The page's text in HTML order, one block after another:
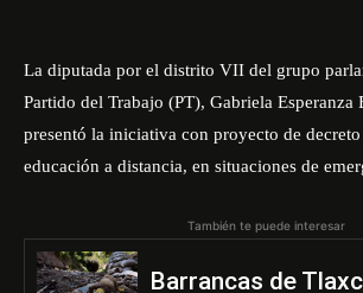
La diputada por el distrito VII del grupo
Partido del Trabajo (PT), Gabriela Esperanza
presentó la iniciativa con proyecto de decreto
educación a distancia, en situaciones de
También te puede interesar
Barrancas de